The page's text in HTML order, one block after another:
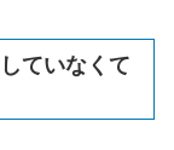
ていなくて